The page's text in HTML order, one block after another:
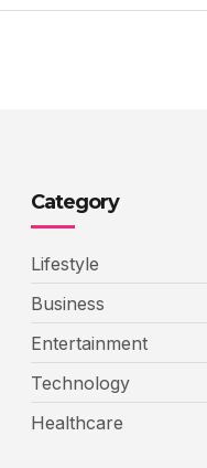
Category
Lifestyle
Business
Entertainment
Technology
Healthcare